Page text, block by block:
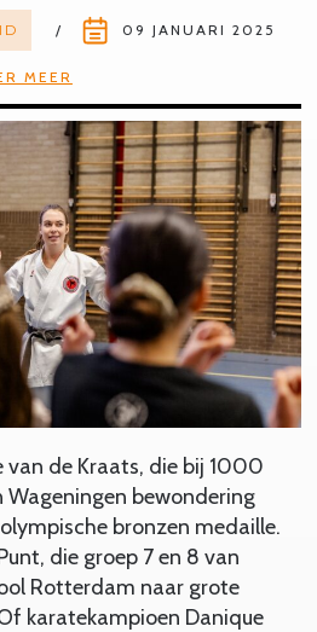
09 JANUARI 2025
MEER
de Kraats, die bij 1000
Wageningen bewondering
bronzen medaille.
die groep 7 en 8 van
Rotterdam naar grote
karatekampioen Danique